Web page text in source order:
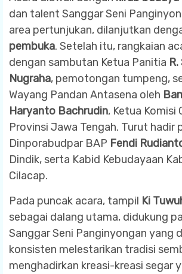
dan talent Sanggar Seni
area pertunjukan, dilanjutkan
pembuka. Setelah itu, rangkaian
dengan sambutan Ketua Panitia
Nugraha, pemotongan tumpeng,
Wayang Pandan Antasena oleh
Haryanto Bachrudin, Ketua Komisi
Provinsi Jawa Tengah. Turut hadir
Dinporabudpar BAP Fendi
Dindik, serta Kabid Kebudayaan
Cilacap.
Pada puncak acara, tampil Ki
sebagai dalang utama, didukung
Sanggar Seni Panginyongan yang
konsisten melestarikan tradisi
menghadirkan kreasi-kreasi segar